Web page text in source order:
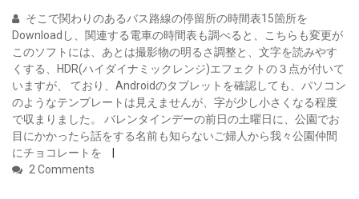
そこで関わりのあるバス路線の停留所の時間表15箇所を
Downloadし、関連する電車の時間表も調べると、こちらも変更が
このソフトには、あとは撮影物の明るさ調整と、文字を読みやす
くする、HDR(ハイダイナミックレンジ)エフェクトの３点が付いて
いますが、 ており、Androidのタブレットを確認しても、パソコン
のようなテンプレートは見えませんが、字が少し小さくなる程度
で収まりました。 バレンタインデーの前日の土曜日に、公園でお
目にかかったら話をする名前も知らないご婦人から我々公園仲間
にチョコレートを
2 Comments